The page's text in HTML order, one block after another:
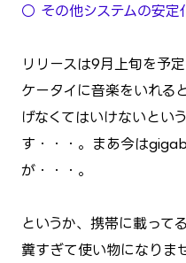
○ その他システムの安定
リリースは9月上旬を予
ケータイに音楽をいれる
げなくてはいけないとい
す・・・。まあ今は
が・・・。
というか、携帯に載っ
糞すぎて使い物になりま